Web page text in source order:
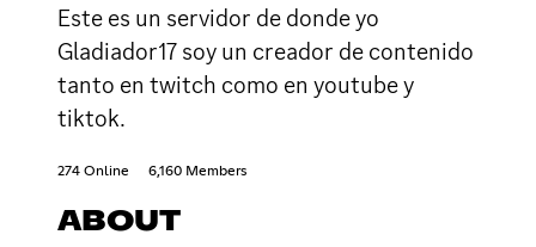
Este es un servidor de donde yo
Gladiador17 soy un creador de contenido
tanto en twitch como en youtube y
tiktok.
274 Online 6,160 Members
ABOUT